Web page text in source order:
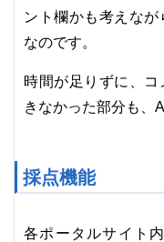
ント欄かも考えな
なのです。
時間が足りずに、
きなかった部分も、
採点機能
各ポータルサイト